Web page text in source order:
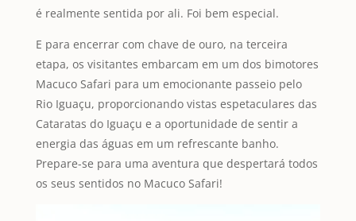
é realmente sentida por ali. Foi bem especial.
E para encerrar com chave de ouro, na terceira
etapa, os visitantes embarcam em um dos bimotores
Macuco Safari para um emocionante passeio pelo
Rio Iguaçu, proporcionando vistas espetaculares das
Cataratas do Iguaçu e a oportunidade de sentir a
energia das águas em um refrescante banho.
Prepare-se para uma aventura que despertará todos
os seus sentidos no Macuco Safari!